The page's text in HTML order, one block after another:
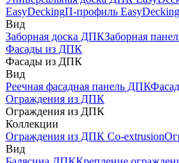
EasyDeckingП-профиль EasyDecking
Вид
Заборная доска ДПКЗаборная
Фасады из ДПК
Фасады из ДПК
Вид
Реечная фасадная панель ДПК
Ограждения из ДПК
Ограждения из ДПК
Коллекции
Ограждения из ДПК Co-extrusion
Вид